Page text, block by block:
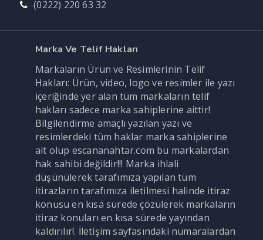
(0222) 220 63 32
Marka Ve Telif Hakları
Markaların Ürün ve Resimlerinin Telif
Hakları: Ürün, video, logo ve resimler ile yazı
içeriğinde yer alan tüm markaların telif
hakları sadece marka sahiplerine aittir!
Bilgilendirme amaçlı yazılan yazı ve
resimlerdeki tüm haklar marka sahiplerine
ait olup escananahtar.com bu markalardan
hak sahibi değildir!!! Marka ihlali
düşünülerek tarafımıza yapılan tüm
itirazların tarafımıza iletilmesi halinde itiraz
konusu en kısa sürede çözülerek markaların
itiraz konuları en kısa sürede yayından
kaldırılır!. İletişim sayfasındaki numaralardan